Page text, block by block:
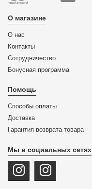
О магазине
О нас
Контакты
Сотрудничество
Бонусная программа
Помощь
Способы оплаты
Доставка
Гарантия возврата товара
Мы в социальных сетях